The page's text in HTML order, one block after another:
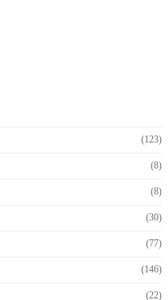
(123)
(8)
(8)
(30)
(77)
(146)
(22)